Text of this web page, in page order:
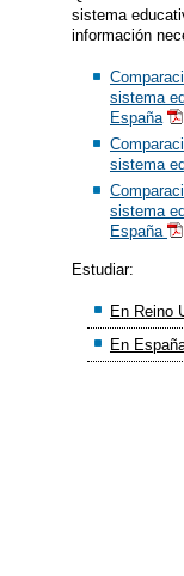
sistema
información
sistema
España
sistema
sistema
España
Estudiar:
En Reino
En